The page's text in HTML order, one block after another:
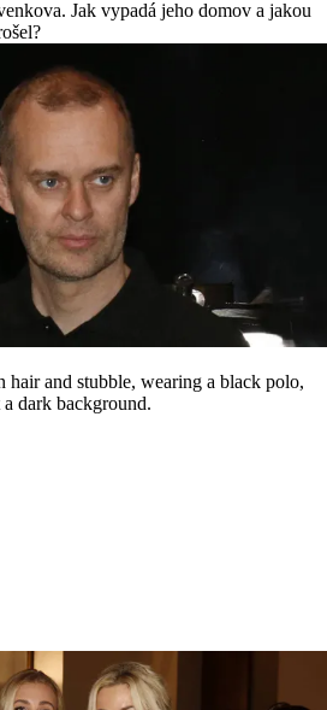
Jak vypadá jeho domov a jakou
and stubble, wearing a black polo,
dark background.